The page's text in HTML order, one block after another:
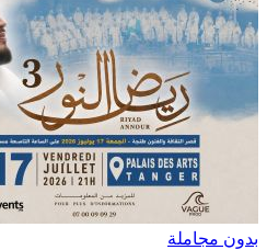
بدون مجاملة